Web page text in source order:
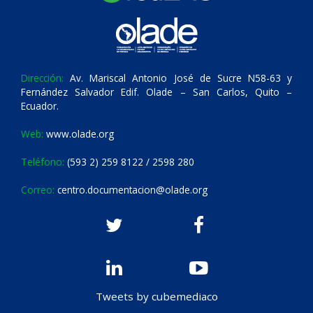
Dirección: Av. Mariscal Antonio José de Sucre N58-63 y
Fernández Salvador Edif. Olade – San Carlos, Quito –
Ecuador.
Web: www.olade.org
Teléfono: (593 2) 259 8122 / 2598 280
Correo: centro.documentacion@olade.org
Tweets by cubemediaco